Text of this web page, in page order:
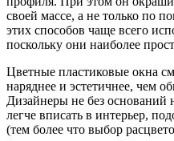
своей массе, а не только по
этих способов чаще всего
поскольку они наиболее
Цветные пластиковые окна
наряднее и эстетичнее, чем
Дизайнеры не без оснований
легче вписать в интерьер,
(тем более что выбор